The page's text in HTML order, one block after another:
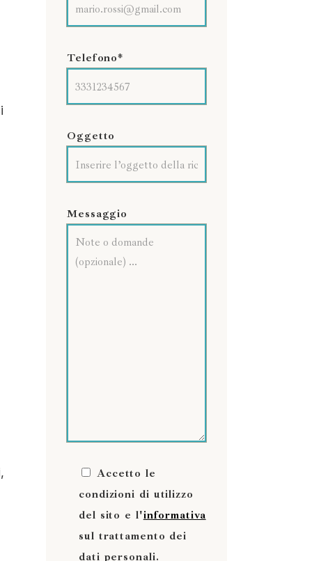
Telefono*
Oggetto
Messaggio
Accetto le
condizioni di utilizzo
del sito e l'informativa
sul trattamento dei
dati personali.